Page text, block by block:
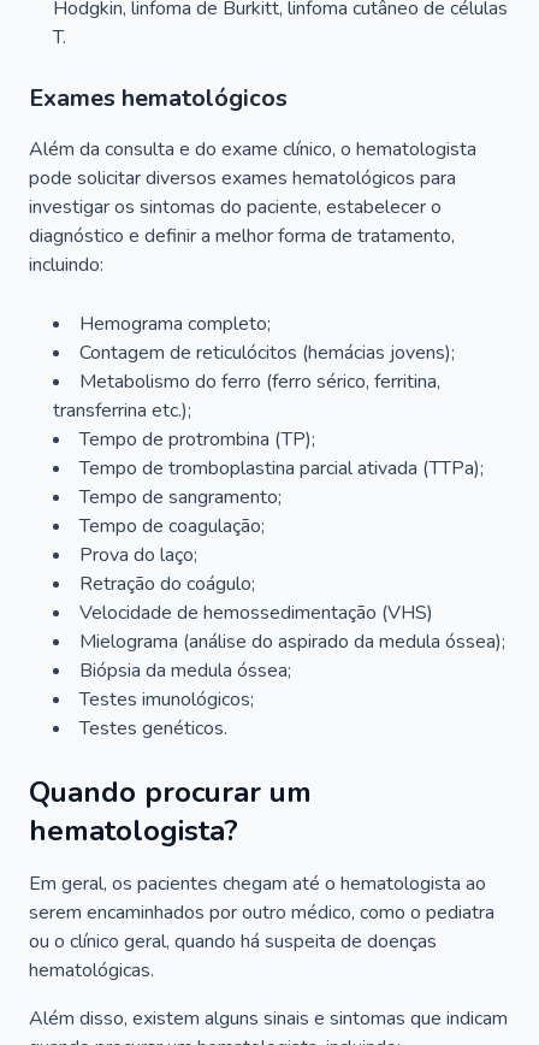
Hodgkin, linfoma de Burkitt, linfoma cutâneo de células
T.
Exames hematológicos
Além da consulta e do exame clínico, o hematologista
pode solicitar diversos exames hematológicos para
investigar os sintomas do paciente, estabelecer o
diagnóstico e definir a melhor forma de tratamento,
incluindo:
Hemograma completo;
Contagem de reticulócitos (hemácias jovens);
Metabolismo do ferro (ferro sérico, ferritina,
transferrina etc.);
Tempo de protrombina (TP);
Tempo de tromboplastina parcial ativada (TTPa);
Tempo de sangramento;
Tempo de coagulação;
Prova do laço;
Retração do coágulo;
Velocidade de hemossedimentação (VHS)
Mielograma (análise do aspirado da medula óssea);
Biópsia da medula óssea;
Testes imunológicos;
Testes genéticos.
Quando procurar um
hematologista?
Em geral, os pacientes chegam até o hematologista ao
serem encaminhados por outro médico, como o pediatra
ou o clínico geral, quando há suspeita de doenças
hematológicas.
Além disso, existem alguns sinais e sintomas que indicam